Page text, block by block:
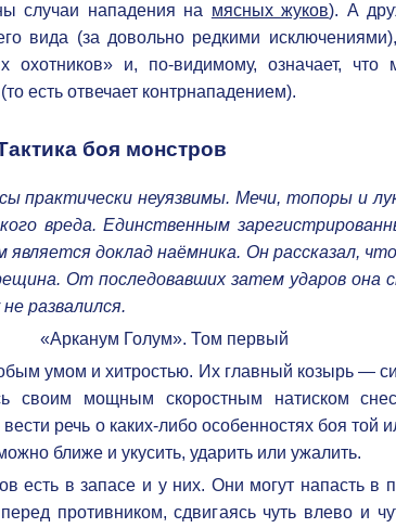
случаи нападения на мясных жуков). А
вида (за довольно редкими
охотников» и, по-видимому, означает, что
есть отвечает контрнападением).
боя монстров
практически неуязвимы. Мечи, топоры и
вреда. Единственным
является доклад наёмника. Он рассказал,
От последовавших затем ударов она
развалился.
«Арканум Голум». Том первый
умом и хитростью. Их главный козырь —
своим мощным скоростным натиском
речь о каких-либо особенностях боя той
ближе и укусить, ударить или ужалить.
есть в запасе и у них. Они могут напасть в
противником, сдвигаясь чуть влево и